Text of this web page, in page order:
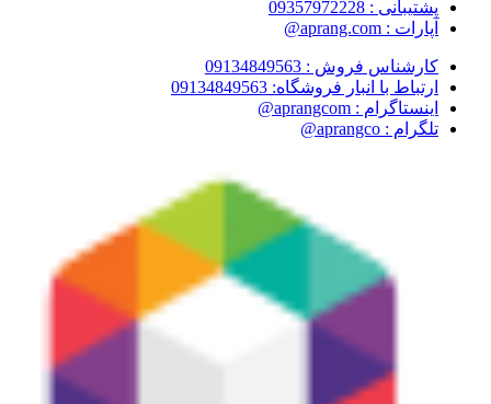
پشتیبانی : 09357972228
آپارات : aprang.com@
کارشناس فروش : 09134849563
ارتباط با انبار فروشگاه: 09134849563
اینستاگرام : aprangcom@
تلگرام : aprangco@